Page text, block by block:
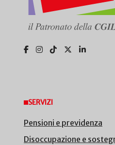
SERVIZI
Pensioni e previdenza
Disoccupazione e